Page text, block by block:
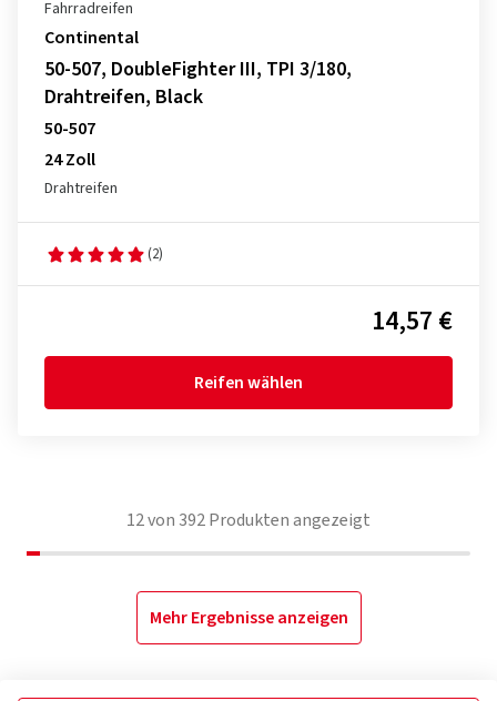
Fahrradreifen
Continental
50-507, DoubleFighter III, TPI 3/180,
Drahtreifen, Black
50-507
24 Zoll
Drahtreifen
(2)
14,57 €
Reifen wählen
12von 392Produkten angezeigt
Mehr Ergebnisse anzeigen